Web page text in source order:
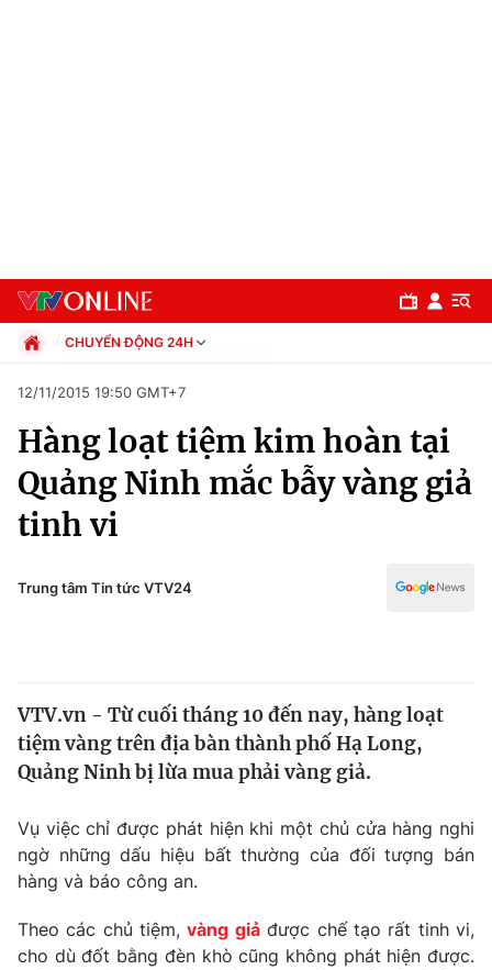
Chuyên mục
Chính trị
Thế giới
Thế giới đó đây
Câu chuyện quốc tế
Kinh tế
Tài chính
Góc doanh nghiệp
Dữ liệu và đời sống
Truyền hình
CHUYỂN ĐỘNG 24H
Xã hội
Pháp luật
Kinh tế
Thể thao
Truyền hình
12/11/2015 19:50 GMT+7
Hàng loạt tiệm kim hoàn tại
Quảng Ninh mắc bẫy vàng giả
tinh vi
Trung tâm Tin tức VTV24
VTV.vn - Từ cuối tháng 10 đến nay, hàng loạt
tiệm vàng trên địa bàn thành phố Hạ Long,
Quảng Ninh bị lừa mua phải vàng giả.
Vụ việc chỉ được phát hiện khi một chủ cửa hàng nghi
ngờ những dấu hiệu bất thường của đối tượng bán
hàng và báo công an.
Theo các chủ tiệm,vàng giảđược chế tạo rất tinh vi,
cho dù đốt bằng đèn khò cũng không phát hiện được.